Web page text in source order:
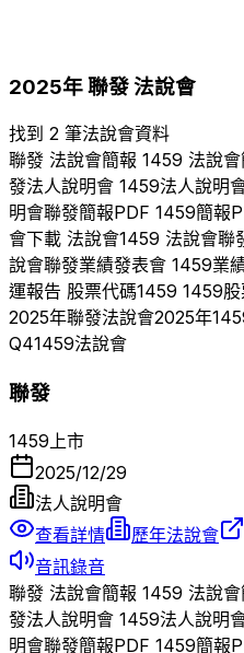
2025年聯發法說會
找到 2 筆法說會資料
聯發 法說會簡報 1459 法說
發法人說明會 1459法人說明
明會聯發簡報PDF 1459簡報
會下載 法說會1459 法說會聯
說會聯發業績發表會 1459業
運報告 股票代碼1459 1459
2025年聯發法說會2025年
Q41459法說會
聯發
1459 上市
2025/12/29
法人說明會
查看詳情
歷年法說會
音訊錄音
聯發 法說會簡報 1459 法說
發法人說明會 1459法人說明
明會聯發簡報PDF 1459簡報